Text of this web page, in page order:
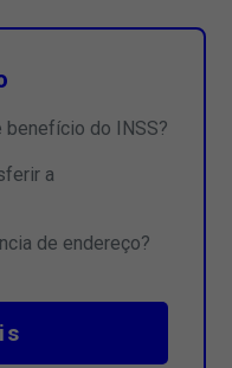
benefício do INSS?
a
de endereço?